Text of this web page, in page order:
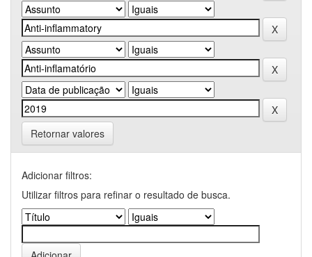
Retornar valores
Adicionar filtros:
Utilizar filtros para refinar o resultado de busca.